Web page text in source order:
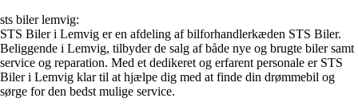
sts biler lemvig:
STS Biler i Lemvig er en afdeling af bilforhandlerkæden STS Biler.
Beliggende i Lemvig, tilbyder de salg af både nye og brugte biler samt
service og reparation. Med et dedikeret og erfarent personale er STS
Biler i Lemvig klar til at hjælpe dig med at finde din drømmebil og
sørge for den bedst mulige service.